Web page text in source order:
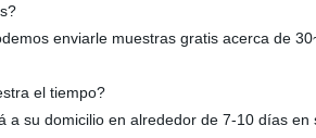
enviarle muestras gratis acerca de
el tiempo?
su domicilio en alrededor de 7-10 días